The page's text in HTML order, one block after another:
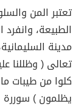
تعتبر المن
الطبيعة،
مدينة
تعالى ( وظللنا
كلوا من طيبات
يظلمون ) سوررة